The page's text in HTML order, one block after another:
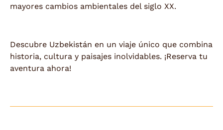
mayores cambios ambientales del siglo XX.
Descubre Uzbekistán en un viaje único que combina
historia, cultura y paisajes inolvidables. ¡Reserva tu
aventura ahora!